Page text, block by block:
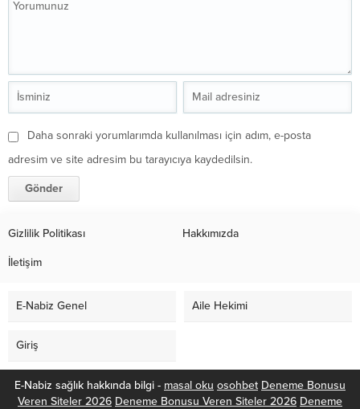
Daha sonraki yorumlarımda kullanılması için adım, e-posta
adresim ve site adresim bu tarayıcıya kaydedilsin.
Gizlilik Politikası Hakkımızda
İletişim
E-Nabiz Genel Aile Hekimi
Giriş
E-Nabiz sağlık hakkında bilgi - masal oku osohbet Deneme Bonusu
Veren Siteler 2026 Deneme Bonusu Veren Siteler 2026 Deneme